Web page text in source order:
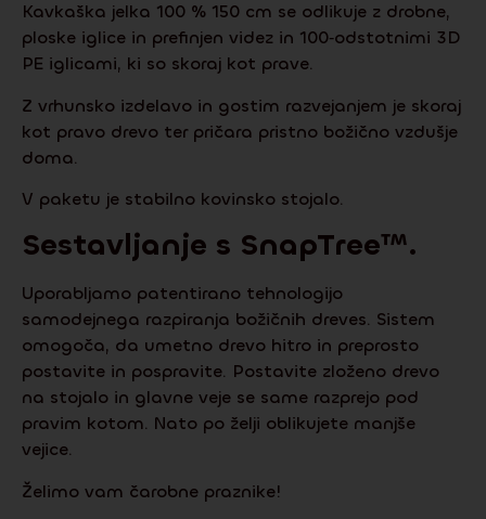
Kavkaška jelka 100 % 150 cm se odlikuje z drobne,
ploske iglice in prefinjen videz in 100‑odstotnimi 3D
PE iglicami, ki so skoraj kot prave.
Z vrhunsko izdelavo in gostim razvejanjem je skoraj
kot pravo drevo ter pričara pristno božično vzdušje
doma.
V paketu je stabilno kovinsko stojalo.
Sestavljanje s SnapTree™.
Uporabljamo patentirano tehnologijo
samodejnega razpiranja božičnih dreves. Sistem
omogoča, da umetno drevo hitro in preprosto
postavite in pospravite. Postavite zloženo drevo
na stojalo in glavne veje se same razprejo pod
pravim kotom. Nato po želji oblikujete manjše
vejice.
Želimo vam čarobne praznike!